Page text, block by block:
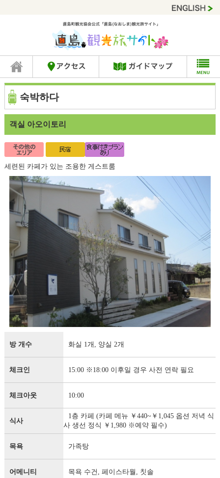
숙박하다
객실 아오이토리
세련된 카페가 있는 조용한 게스트룸
방 개수 화실 1개, 양실 2개
체크인 15:00 ※18:00 이후일 경우 사전 연락 필요
체크아웃 10:00
식사
1층 카페 (카페 메뉴 ￥440~￥1,045 옵션 저녁 식
사 생선 정식 ￥1,980 ※예약 필수)
목욕 가족탕
어메니티 목욕 수건, 페이스타월, 칫솔